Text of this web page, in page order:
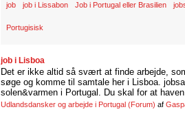
job job i Lissabon Job i Portugal eller Brasilien
Portugisisk
job i Lisboa
Det er ikke altid så svært at finde arbejde,
søge og komme til samtale her i Lisboa.
solen&varmen i Portugal. Du skal for at
Udlandsdansker og arbejde i Portugal (Forum) af